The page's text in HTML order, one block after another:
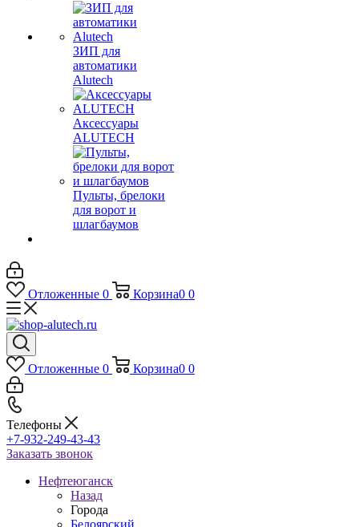
ЗИП для
автоматики
Alutech
Аксессуары
ALUTECH
Пульты, брелоки
для ворот и
шлагбаумов
Отложенные 0 Корзина0 0
Отложенные 0 Корзина0 0
Телефоны
+7-932-249-43-43
Заказать звонок
Нефтеюганск
Назад
Города
Белоярский